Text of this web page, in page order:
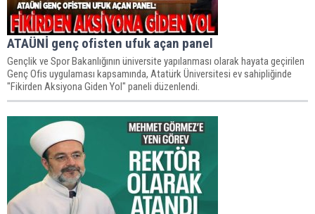
ATAÜNİ genç ofisten ufuk açan panel
Gençlik ve Spor Bakanlığının üniversite yapılanması olarak hayata geçirilen
Genç Ofis uygulaması kapsamında, Atatürk Üniversitesi ev sahipliğinde
"Fikirden Aksiyona Giden Yol" paneli düzenlendi.